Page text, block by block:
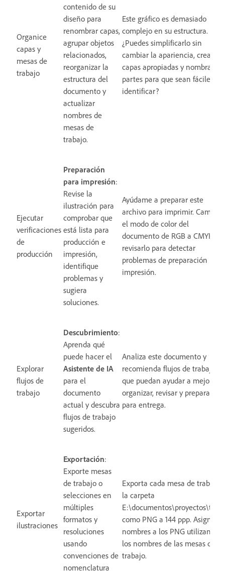
Organice
capas y
mesas de
trabajo
contenido de su
diseño para
renombrar capas,
agrupar objetos
relacionados,
reorganizar la
estructura del
documento y
actualizar
nombres de
mesas de
trabajo.
Este gráfico es demasiado
complejo en su estructura.
¿Puedes simplificarlo sin
cambiar la apariencia, crear
capas apropiadas y nombrar las
partes para que sean fáciles de
identificar?
Ejecutar
verificaciones
de
producción
Preparación
para impresión:
Revise la
ilustración para
comprobar que
está lista para
producción e
impresión,
identifique
problemas y
sugiera
soluciones.
Ayúdame a preparar este
archivo para imprimir. Cambia
el modo de color del
documento de RGB a CMYK y
revisarlo para detectar
problemas de preparación para
impresión.
Explorar
flujos de
trabajo
Descubrimiento:
Aprenda qué
puede hacer el
Asistente de IA
para el
documento
actual y descubra
flujos de trabajo
sugeridos.
Analiza este documento y
recomienda flujos de trabajo
que puedan ayudar a mejorar,
organizar, revisar y prepararlo
para entrega.
Exportar
ilustraciones
Exportación:
Exporte mesas
de trabajo o
selecciones en
múltiples
formatos y
resoluciones
usando
convenciones de
nomenclatura
Exporta cada mesa de trabajo
la carpeta
como PNG a 144 ppp. Asigna
nombres a los PNG utilizando
los nombres de las mesas de
trabajo.